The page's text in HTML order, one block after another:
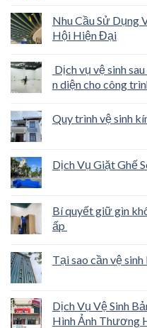
Nhu Cầu Sử Dụng
Hội Hiện Đại
Dịch vụ vệ sinh
n diện cho công
Quy trình vệ sinh
Dịch Vụ Giặt Ghế
Bí quyết giữ gìn
ấp
Tại sao cần vệ sinh
Dịch Vụ Vệ Sinh
Hình Ảnh Thương